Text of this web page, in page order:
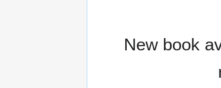
New book